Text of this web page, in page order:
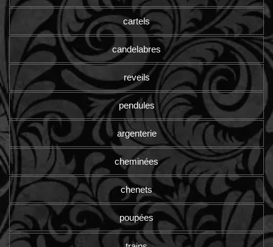
cartels
candelabres
reveils
pendules
argenterie
cheminées
chenets
poupées